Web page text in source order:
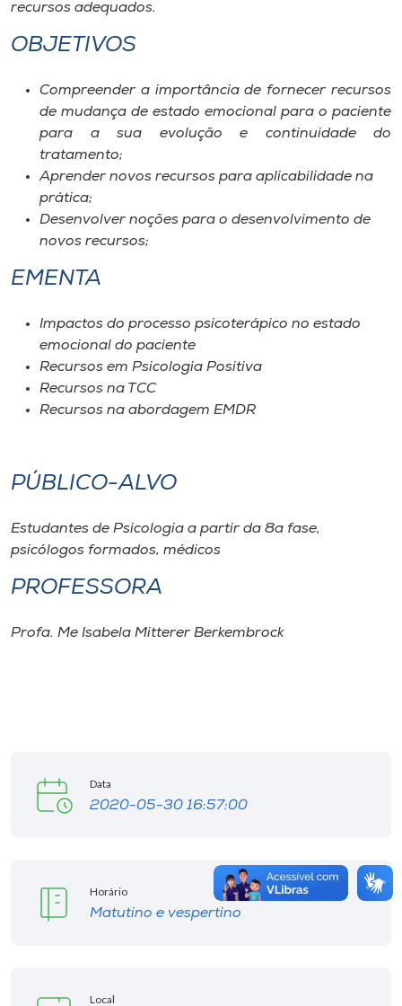
recursos adequados.
OBJETIVOS
Compreender a importância de fornecer recursos
de mudança de estado emocional para o paciente
para a sua evolução e continuidade do
tratamento;
Aprender novos recursos para aplicabilidade na
prática;
Desenvolver noções para o desenvolvimento de
novos recursos;
EMENTA
Impactos do processo psicoterápico no estado
emocional do paciente
Recursos em Psicologia Positiva
Recursos na TCC
Recursos na abordagem EMDR
PÚBLICO-ALVO
Estudantes de Psicologia a partir da 8a fase,
psicólogos formados, médicos
PROFESSORA
Profa. Me Isabela Mitterer Berkembrock
Data
2020-05-30 16:57:00
Horário
Matutino e vespertino
Local